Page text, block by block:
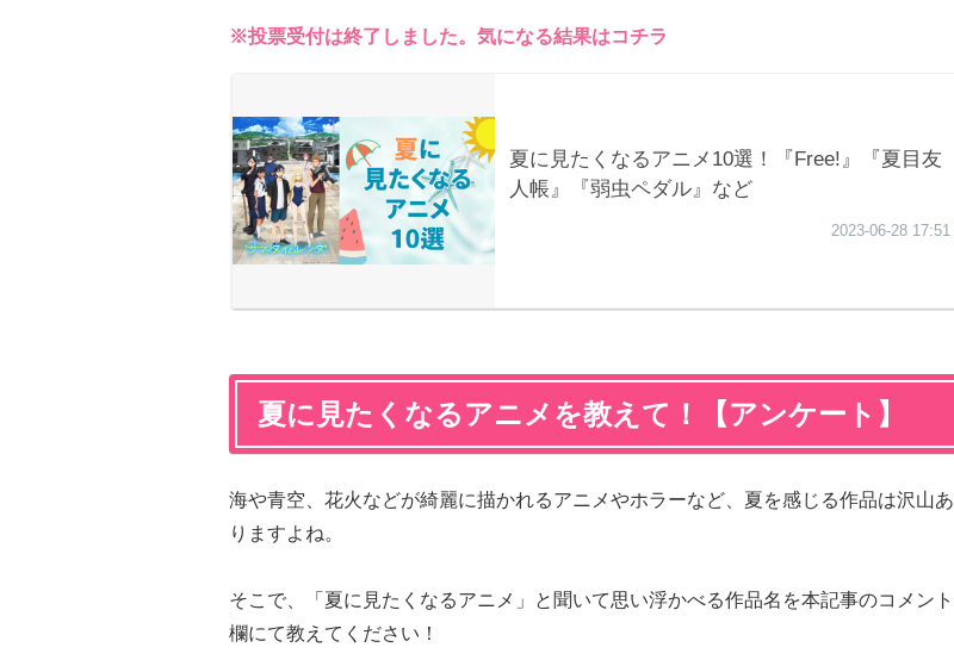
※投票受付は終了しました。気になる結果はコチラ
夏に見たくなるアニメを教えて！【アンケート】
海や青空、花火などが綺麗に描かれるアニメやホラーなど、夏を感じる作品は沢山あ
りますよね。
そこで、「夏に見たくなるアニメ」と聞いて思い浮かべる作品名を本記事のコメント
欄にて教えてください！